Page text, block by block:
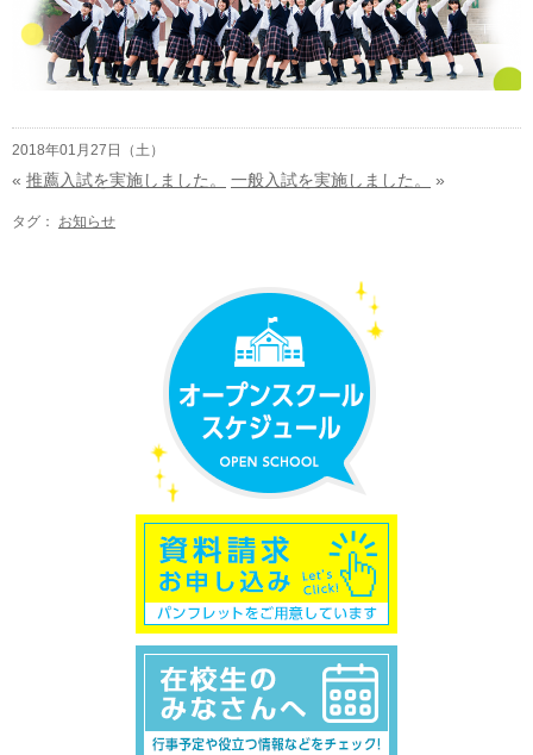
2018年01月27日（土）
« 推薦入試を実施しました。 一般入試を実施しました。 »
タグ： お知らせ